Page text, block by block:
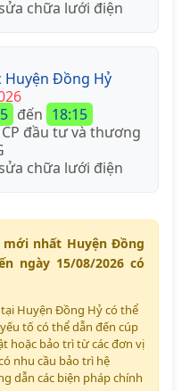
chữa lưới điện
Đồng Hỷ
đến 18:15
đầu tư và thương
chữa lưới điện
nhất Huyện Đồng
ngày 15/08/2026 có
Huyện Đồng Hỷ có thể
tố có thể dẫn đến cúp
hoặc bảo trì từ các đơn vị
nhu cầu bảo trì hệ
dẫn các biện pháp chính